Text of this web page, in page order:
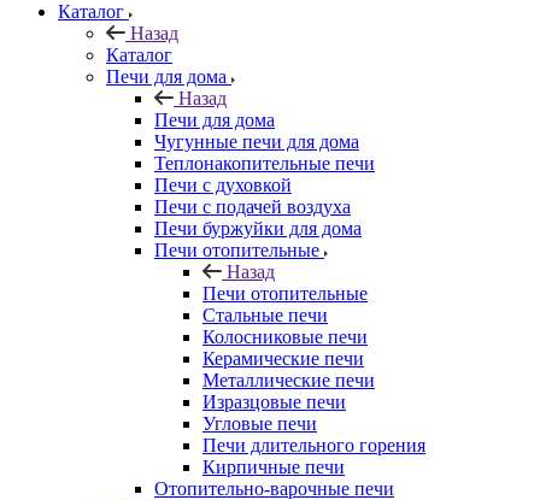
Каталог
Назад
Каталог
Печи для дома
Назад
Печи для дома
Чугунные печи для дома
Теплонакопительные печи
Печи с духовкой
Печи с подачей воздуха
Печи буржуйки для дома
Печи отопительные
Назад
Печи отопительные
Стальные печи
Колосниковые печи
Керамические печи
Металлические печи
Изразцовые печи
Угловые печи
Печи длительного горения
Кирпичные печи
Отопительно-варочные печи